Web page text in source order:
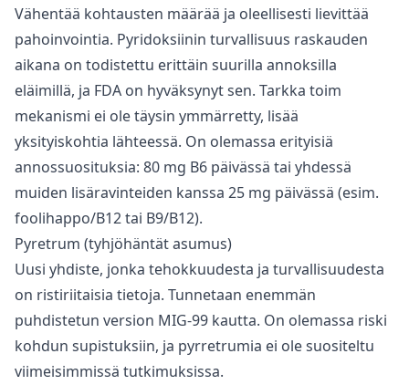
Vähentää kohtausten määrää ja oleellisesti lievittää
pahoinvointia. Pyridoksiinin turvallisuus raskauden
aikana on todistettu erittäin suurilla annoksilla
eläimillä, ja FDA on hyväksynyt sen. Tarkka toim
mekanismi ei ole täysin ymmärretty, lisää
yksityiskohtia lähteessä. On olemassa erityisiä
annossuosituksia: 80 mg B6 päivässä tai yhdessä
muiden lisäravinteiden kanssa 25 mg päivässä (esim.
foolihappo/B12 tai B9/B12).
Pyretrum (tyhjöhäntät asumus)
Uusi yhdiste, jonka tehokkuudesta ja turvallisuudesta
on ristiriitaisia tietoja. Tunnetaan enemmän
puhdistetun version MIG-99 kautta. On olemassa riski
kohdun supistuksiin, ja pyrretrumia ei ole suositeltu
viimeisimmissä tutkimuksissa.